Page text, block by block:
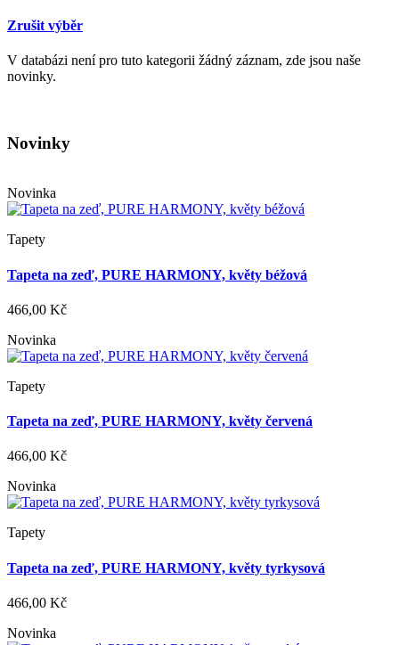
Zrušit výběr
V databázi není pro tuto kategorii žádný záznam, zde jsou naše
novinky.
Novinky
Novinka
Tapety
Tapeta na zeď, PURE HARMONY, květy béžová
466,00 Kč
Novinka
Tapety
Tapeta na zeď, PURE HARMONY, květy červená
466,00 Kč
Novinka
Tapety
Tapeta na zeď, PURE HARMONY, květy tyrkysová
466,00 Kč
Novinka